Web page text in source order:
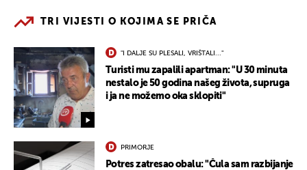
TRI VIJESTI O KOJIMA SE PRIČA
"I DALJE SU PLESALI, VRIŠTALI..."
Turisti mu zapalili apartman: "U 30 minuta
nestalo je 50 godina našeg života, supruga
i ja ne možemo oka sklopiti"
PRIMORJE
Potres zatresao obalu: "Čula sam razbijanje